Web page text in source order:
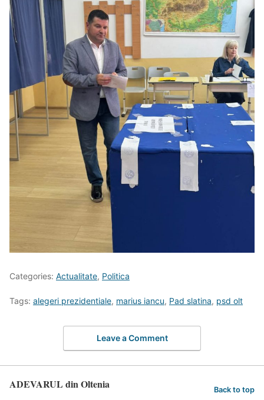
Categories: Actualitate, Politica
Tags: alegeri prezidentiale, marius iancu, Pad slatina, psd olt
Leave a Comment
ADEVARUL din Oltenia Back to top